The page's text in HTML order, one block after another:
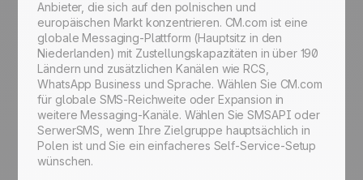
Anbieter, die sich auf den polnischen und
europäischen Markt konzentrieren. CM.com ist eine
globale Messaging-Plattform (Hauptsitz in den
Niederlanden) mit Zustellungskapazitäten in über 190
Ländern und zusätzlichen Kanälen wie RCS,
WhatsApp Business und Sprache. Wählen Sie CM.com
für globale SMS-Reichweite oder Expansion in
weitere Messaging-Kanäle. Wählen Sie SMSAPI oder
SerwerSMS, wenn Ihre Zielgruppe hauptsächlich in
Polen ist und Sie ein einfacheres Self-Service-Setup
wünschen.